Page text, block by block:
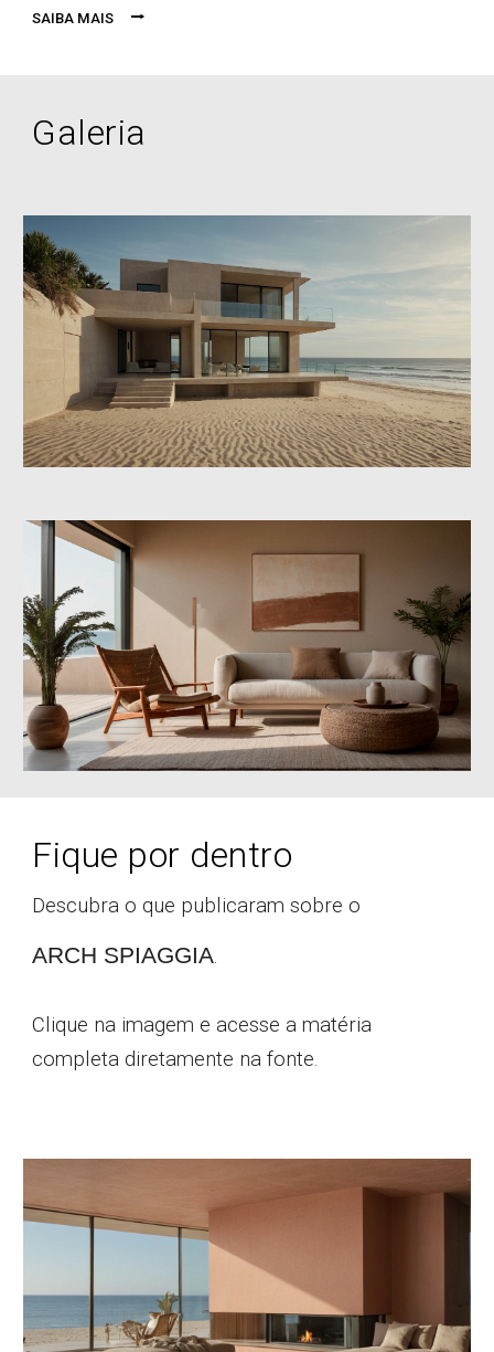
SAIBA MAIS ⭢
Galeria
Fique por dentro
Descubra o que publicaram sobre o
ARCH SPIAGGIA.
Clique na imagem e acesse a matéria
completa diretamente na fonte.